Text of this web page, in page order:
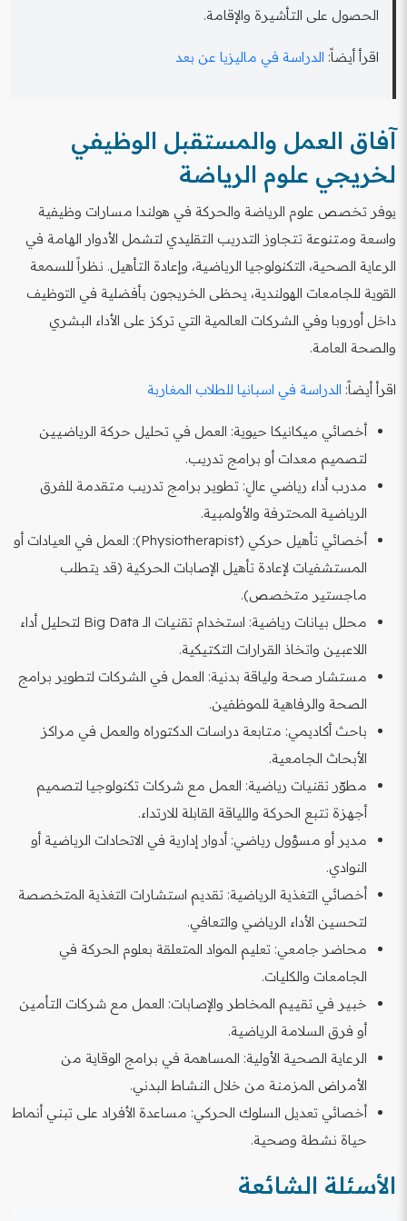
الحصول على التأشيرة والإقامة.
اقرأ أيضاً: الدراسة في ماليزيا عن بعد
آفاق العمل والمستقبل الوظيفي
لخريجي علوم الرياضة
يوفر تخصص علوم الرياضة والحركة في هولندا مسارات وظيفية
واسعة ومتنوعة تتجاوز التدريب التقليدي لتشمل الأدوار الهامة في
الرعاية الصحية، التكنولوجيا الرياضية، وإعادة التأهيل. نظراً للسمعة
القوية للجامعات الهولندية، يحظى الخريجون بأفضلية في التوظيف
داخل أوروبا وفي الشركات العالمية التي تركز على الأداء البشري
والصحة العامة.
اقرأ أيضاً: الدراسة في اسبانيا للطلاب المغاربة
أخصائي ميكانيكا حيوية: العمل في تحليل حركة الرياضيين
لتصميم معدات أو برامج تدريب.
مدرب أداء رياضي عالٍ: تطوير برامج تدريب متقدمة للفرق
الرياضية المحترفة والأولمبية.
أخصائي تأهيل حركي (Physiotherapist): العمل في العيادات أو
المستشفيات لإعادة تأهيل الإصابات الحركية (قد يتطلب
ماجستير متخصص).
محلل بيانات رياضية: استخدام تقنيات الـ Big Data لتحليل أداء
اللاعبين واتخاذ القرارات التكتيكية.
مستشار صحة ولياقة بدنية: العمل في الشركات لتطوير برامج
الصحة والرفاهية للموظفين.
باحث أكاديمي: متابعة دراسات الدكتوراه والعمل في مراكز
الأبحاث الجامعية.
مطوّر تقنيات رياضية: العمل مع شركات تكنولوجيا لتصميم
أجهزة تتبع الحركة واللياقة القابلة للارتداء.
مدير أو مسؤول رياضي: أدوار إدارية في الاتحادات الرياضية أو
النوادي.
أخصائي التغذية الرياضية: تقديم استشارات التغذية المتخصصة
لتحسين الأداء الرياضي والتعافي.
محاضر جامعي: تعليم المواد المتعلقة بعلوم الحركة في
الجامعات والكليات.
خبير في تقييم المخاطر والإصابات: العمل مع شركات التأمين
أو فرق السلامة الرياضية.
الرعاية الصحية الأولية: المساهمة في برامج الوقاية من
الأمراض المزمنة من خلال النشاط البدني.
أخصائي تعديل السلوك الحركي: مساعدة الأفراد على تبني أنماط
حياة نشطة وصحية.
الأسئلة الشائعة